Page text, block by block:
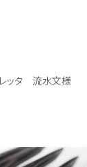
ッタ 流水文様